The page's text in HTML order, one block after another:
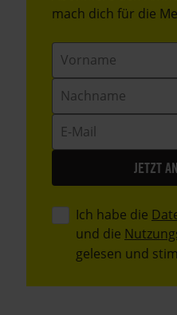
Text
mach dich für die
Vorname
Nachname
E-
Mail
Ich habe die
und die
gelesen und